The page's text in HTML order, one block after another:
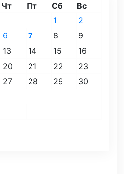
Чт Пт Сб Вс
1
2
6 7 8
9
13 14 15
16
20 21 22
23
27 28 29
30